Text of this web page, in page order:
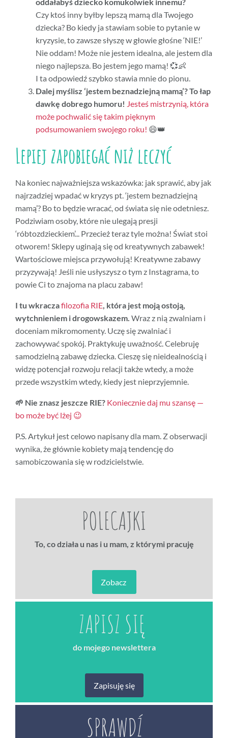
Czy ktoś inny byłby lepszą mamą dla Twojego
dziecka? Bo kiedy ja stawiam sobie to pytanie w
kryzysie, to zawsze słyszę w głowie głośne ‘NIE!’
Nie oddam! Może nie jestem idealna, ale jestem dla
niego najlepsza. Bo jestem jego mamą! 💞👶
I ta odpowiedź szybko stawia mnie do pionu.
Dalej myślisz ‘jestem beznadziejną mamą’? To łap
dawkę dobrego humoru! Jesteś mistrzynią, która
może pochwalić się takim pięknym
podsumowaniem swojego roku! 😄👑
Lepiej zapobiegać niż leczyć
Na koniec najważniejsza wskazówka: jak sprawić, aby jak
najrzadziej wpadać w kryzys pt. ‘jestem beznadziejną
mamą’? Bo to będzie wracać, od świata się nie odetniesz.
Podziwiam osoby, które nie ulegają presji
‘róbtozdzieckiem’... Przecież teraz tyle można! Świat stoi
otworem! Sklepy uginają się od kreatywnych zabawek!
Wartościowe miejsca przywołują! Kreatywne zabawy
przyzywają! Jeśli nie usłyszysz o tym z Instagrama, to
powie Ci to znajoma na placu zabaw!
I tu wkraczafilozofia RIE , która jest moją ostoją,
wytchnieniem i drogowskazem. Wraz z nią zwalniam i
doceniam mikromomenty. Uczę się zwalniać i
zachowywać spokój. Praktykuję uważność. Celebruję
samodzielną zabawę dziecka. Cieszę się nieidealnością i
widzę potencjał rozwoju relacji także wtedy, a może
przede wszystkim wtedy, kiedy jest nieprzyjemnie.
🌱 Nie znasz jeszcze RIE? Koniecznie daj mu szansę —
bo może być lżej 😉
P.S. Artykuł jest celowo napisany dla mam. Z obserwacji
wynika, że głównie kobiety mają tendencję do
samobiczowania się w rodzicielstwie.
POLECAJKI
To, co działa u nas i u mam, z którymi pracuję
Zobacz
ZAPISZ SIĘ
do mojego newslettera
Zapisuję się
SPRAWDŹ